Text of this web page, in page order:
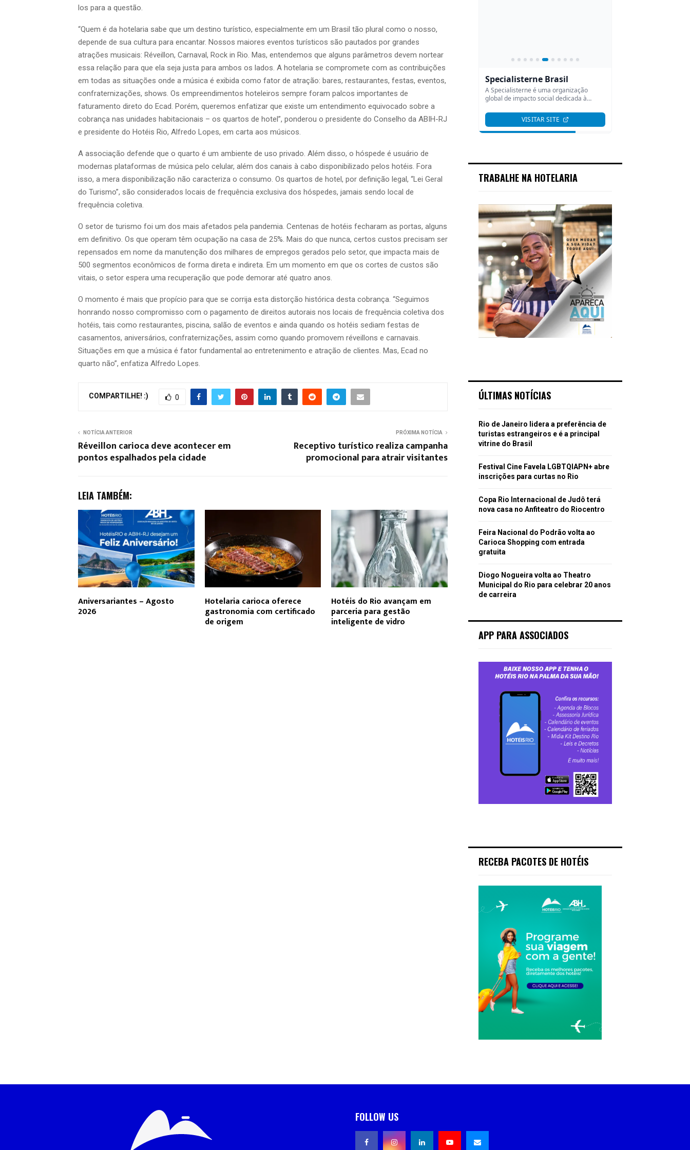
los para a questão.
“Quem é da hotelaria sabe que um destino turístico, especialmente em um Brasil tão plural como o nosso,
depende de sua cultura para encantar. Nossos maiores eventos turísticos são pautados por grandes
atrações musicais: Réveillon, Carnaval, Rock in Rio. Mas, entendemos que alguns parâmetros devem nortear
essa relação para que ela seja justa para ambos os lados. A hotelaria se compromete com as contribuições
em todas as situações onde a música é exibida como fator de atração: bares, restaurantes, festas, eventos,
confraternizações, shows. Os empreendimentos hoteleiros sempre foram palcos importantes de
faturamento direto do Ecad. Porém, queremos enfatizar que existe um entendimento equivocado sobre a
cobrança nas unidades habitacionais – os quartos de hotel”, ponderou o presidente do Conselho da ABIH-RJ
e presidente do Hotéis Rio, Alfredo Lopes, em carta aos músicos.
A associação defende que o quarto é um ambiente de uso privado. Além disso, o hóspede é usuário de
modernas plataformas de música pelo celular, além dos canais à cabo disponibilizado pelos hotéis. Fora
isso, a mera disponibilização não caracteriza o consumo. Os quartos de hotel, por definição legal, “Lei Geral
do Turismo”, são considerados locais de frequência exclusiva dos hóspedes, jamais sendo local de
frequência coletiva.
O setor de turismo foi um dos mais afetados pela pandemia. Centenas de hotéis fecharam as portas, alguns
em definitivo. Os que operam têm ocupação na casa de 25%. Mais do que nunca, certos custos precisam ser
repensados em nome da manutenção dos milhares de empregos gerados pelo setor, que impacta mais de
500 segmentos econômicos de forma direta e indireta. Em um momento em que os cortes de custos são
vitais, o setor espera uma recuperação que pode demorar até quatro anos.
O momento é mais que propício para que se corrija esta distorção histórica desta cobrança. “Seguimos
honrando nosso compromisso com o pagamento de direitos autorais nos locais de frequência coletiva dos
hotéis, tais como restaurantes, piscina, salão de eventos e ainda quando os hotéis sediam festas de
casamentos, aniversários, confraternizações, assim como quando promovem réveillons e carnavais.
Situações em que a música é fator fundamental ao entretenimento e atração de clientes. Mas, Ecad no
quarto não”, enfatiza Alfredo Lopes.
COMPARTILHE! :) 0
NOTÍCIA ANTERIOR
Réveillon carioca deve acontecer em
pontos espalhados pela cidade
PRÓXIMA NOTÍCIA
Receptivo turístico realiza campanha
promocional para atrair visitantes
LEIA TAMBÉM:
Aniversariantes – Agosto
2026
Hotelaria carioca oferece
gastronomia com certificado
de origem
Hotéis do Rio avançam em
parceria para gestão
inteligente de vidro
TRABALHE NA HOTELARIA
ÚLTIMAS NOTÍCIAS
Rio de Janeiro lidera a preferência de
turistas estrangeiros e é a principal
vitrine do Brasil
Festival Cine Favela LGBTQIAPN+ abre
inscrições para curtas no Rio
Copa Rio Internacional de Judô terá
nova casa no Anfiteatro do Riocentro
Feira Nacional do Podrão volta ao
Carioca Shopping com entrada
gratuita
Diogo Nogueira volta ao Theatro
Municipal do Rio para celebrar 20 anos
de carreira
APP PARA ASSOCIADOS
RECEBA PACOTES DE HOTÉIS
FOLLOW US